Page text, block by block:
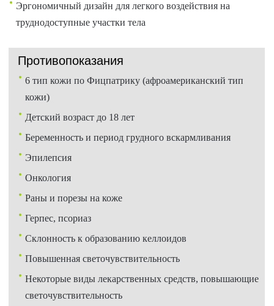
Эргономичный дизайн для легкого воздействия на
труднодоступные участки тела
Противопоказания
6 тип кожи по Фицпатрику (афроамериканский тип
кожи)
Детский возраст до 18 лет
Беременность и период грудного вскармливания
Эпилепсия
Онкология
Раны и порезы на коже
Герпес, псориаз
Склонность к образованию келлоидов
Повышенная светочувствительность
Некоторые виды лекарственных средств, повышающие
светочувствительность